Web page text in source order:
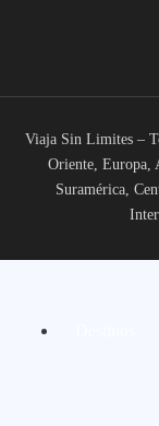
Viaja Sin Limites –
Oriente, Europa,
Suramérica,